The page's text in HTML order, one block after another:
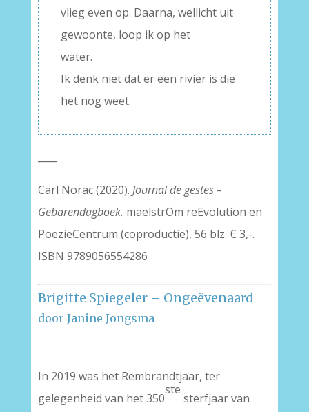
vlieg even op. Daarna, wellicht uit
gewoonte, loop ik op het
water.
Ik denk niet dat er een rivier is die
het nog weet.
Carl Norac (2020). Journal de gestes –
Gebarendagboek. maelstrÖm reEvolution en
PoëzieCentrum (coproductie), 56 blz. € 3,-.
ISBN 9789056554286
Brigitte Spiegeler – Ongeëvenaard
door Janine Jongsma
In 2019 was het Rembrandtjaar, ter
gelegenheid van het 350
ste
sterfjaar van